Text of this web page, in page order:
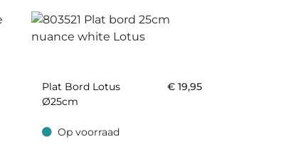
Plat Bord Lotus
Ø25cm
€ 19,95
Op voorraad
Op voorraad